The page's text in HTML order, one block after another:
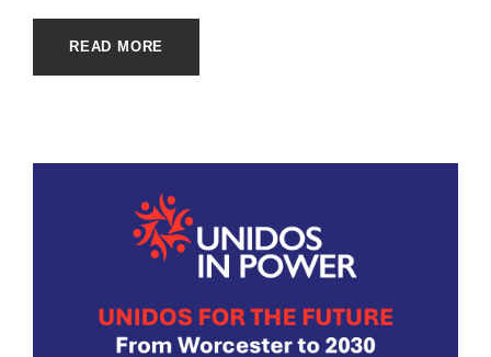
READ MORE